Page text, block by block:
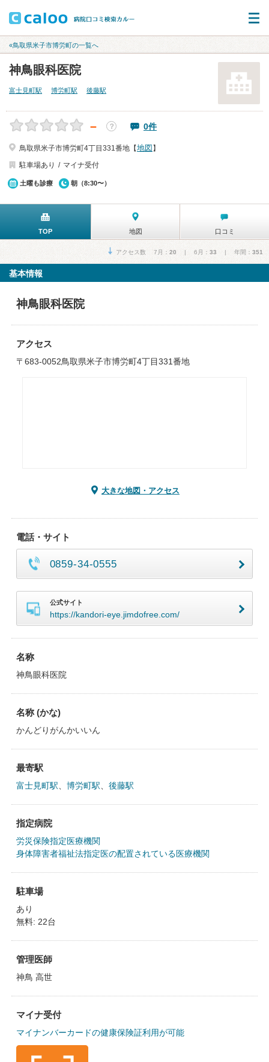
«鳥取県米子市博労町の一覧へ
神鳥眼科医院
富士見町駅 博労町駅 後藤駅
－ ？ 0件
鳥取県米子市博労町4丁目331番地【地図 】
駐車場あり
マイナ受付
土曜も診療 朝（8:30〜）
TOP 地図 口コミ
アクセス数 7月： 20 | 6月： 33 | 年間： 351
基本情報
神鳥眼科医院
アクセス
〒683-0052鳥取県米子市博労町4丁目331番地
大きな地図・アクセス
電話・サイト
0859-34-0555
公式サイト
https://kandori-eye.jimdofree.com/
名称
神鳥眼科医院
名称 (かな)
かんどりがんかいいん
最寄駅
富士見町駅 博労町駅 後藤駅
指定病院
労災保険指定医療機関
身体障害者福祉法指定医の配置されている医療機関
駐車場
あり
無料: 22台
管理医師
神鳥 高世
マイナ受付
マイナンバーカードの健康保険証利用が可能